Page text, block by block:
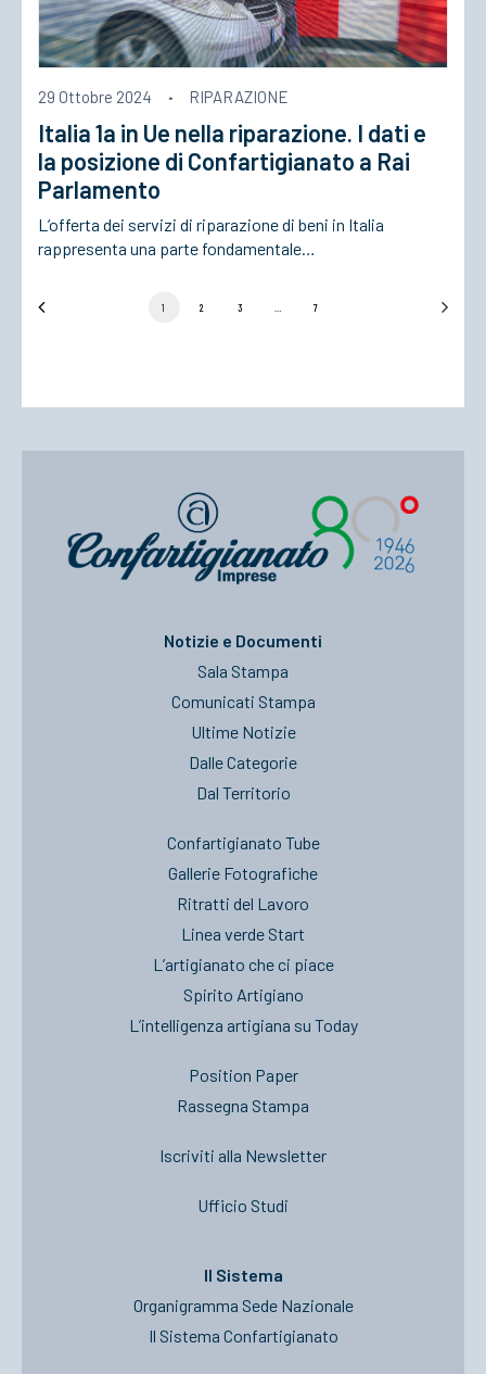
29 Ottobre 2024 · RIPARAZIONE
Italia 1a in Ue nella riparazione. I dati e
la posizione di Confartigianato a Rai
Parlamento
L’offerta dei servizi di riparazione di beni in Italia
rappresenta una parte fondamentale…
1 2 3 7
Notizie e Documenti
Sala Stampa
Comunicati Stampa
Ultime Notizie
Dalle Categorie
Dal Territorio
Confartigianato Tube
Gallerie Fotografiche
Ritratti del Lavoro
Linea verde Start
L’artigianato che ci piace
Spirito Artigiano
L’intelligenza artigiana su Today
Position Paper
Rassegna Stampa
Iscriviti alla Newsletter
Ufficio Studi
Il Sistema
Organigramma Sede Nazionale
Il Sistema Confartigianato